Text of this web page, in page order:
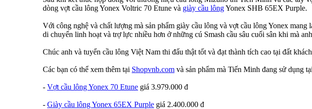
dòng vợt cầu lông Yonex Voltric 70 Etune và giày cầu lôngYonex SHB 65EX Purple.
Với công nghệ và chất lượng mà sản phẩm giày cầu lông và vợt cầu lông Yonex
di chuyển linh hoạt và trợ lực nhiều hơn ở những cú Smash cầu sâu cuối sân khi mà
Chúc anh và tuyển cầu lông Việt Nam thi đấu thật tốt và đạt thành tích cao tại đất
Các bạn có thể xem thêm tại Shopvnb.com và sản phẩm mà Tiến Minh đang sử dụng
- Vợt cầu lông Yonex 70 Etune giá 3.979.000 đ
- Giày cầu lông Yonex 65EX Purple giá 2.400.000 đ